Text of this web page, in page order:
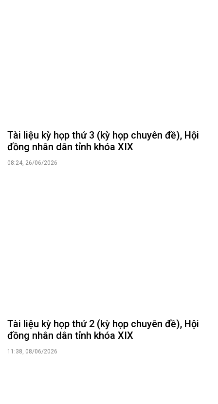
Tài liệu kỳ họp thứ 3 (kỳ họp chuyên đề), Hội
đồng nhân dân tỉnh khóa XIX
08:24, 26/06/2026
Tài liệu kỳ họp thứ 2 (kỳ họp chuyên đề), Hội
đồng nhân dân tỉnh khóa XIX
11:38, 08/06/2026